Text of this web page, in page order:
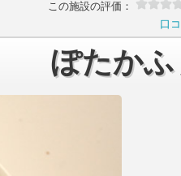
この施設の評価：
口
ぽたかふ